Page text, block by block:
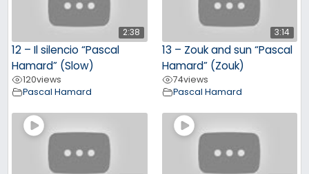
2:38
12 – Il silencio “Pascal
Hamard” (Slow)
120views
Pascal Hamard
3:14
13 – Zouk and sun “Pascal
Hamard” (Zouk)
74views
Pascal Hamard